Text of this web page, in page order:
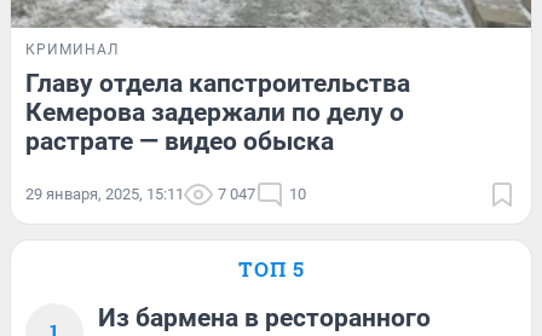
КРИМИНАЛ
Главу отдела капстроительства
Кемерова задержали по делу о
растрате — видео обыска
29 января, 2025, 15:11 7 047 10
ТОП 5
Из бармена в ресторанного